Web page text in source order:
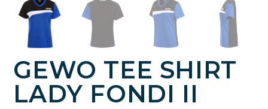
GEWO TEE SHIRT
LADY FONDI II